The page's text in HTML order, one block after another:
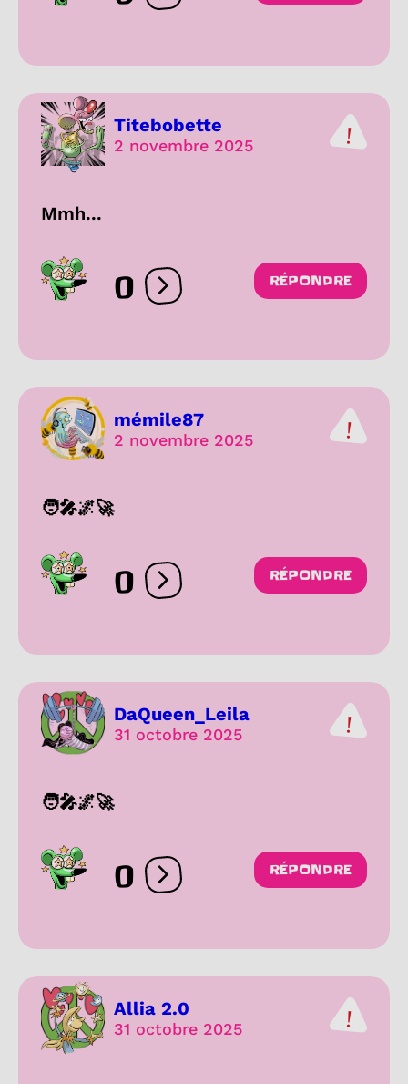
Titebobette
2 novembre 2025
Mmh...
0 Ouvrir les réactions
RÉPONDRE
mémile87
2 novembre 2025
🧑‍🎤🌌🚀
0 Ouvrir les réactions
RÉPONDRE
DaQueen_Leila
31 octobre 2025
🧑‍🎤🌌🚀
0 Ouvrir les réactions
RÉPONDRE
Allia 2.0
31 octobre 2025